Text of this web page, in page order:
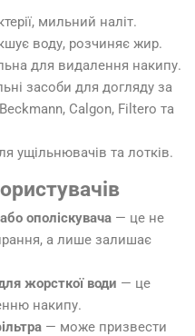
мильний наліт.
воду, розчиняє жир.
для видалення накипу.
засоби для догляду за
Calgon, Filtero та
ущільнювачів та лотків.
ополіскувача — це не
а лише залишає
жорсткої води — це
накипу.
— може призвести